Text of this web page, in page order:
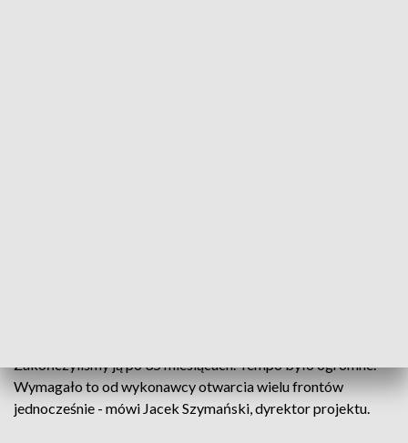
Zakończyliśmy ją po 35 miesiącach. Tempo było ogromne.
Wymagało to od wykonawcy otwarcia wielu frontów
jednocześnie - mówi Jacek Szymański, dyrektor projektu.